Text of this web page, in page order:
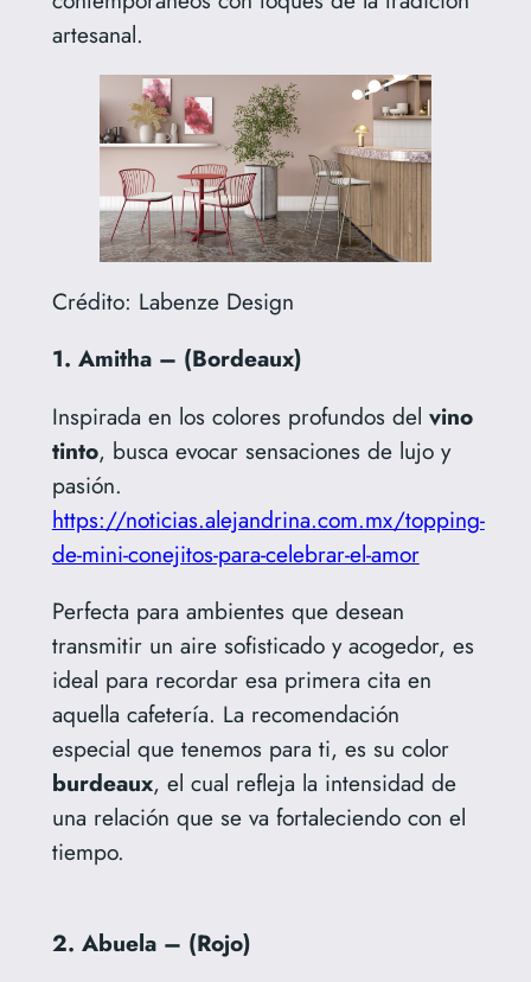
artesanal.
Crédito: Labenze Design
1. Amitha – (Bordeaux)
Inspirada en los colores profundos del vino
tinto, busca evocar sensaciones de lujo y
pasión.
https://noticias.alejandrina.com.mx/topping-
de-mini-conejitos-para-celebrar-el-amor
Perfecta para ambientes que desean
transmitir un aire sofisticado y acogedor, es
ideal para recordar esa primera cita en
aquella cafetería. La recomendación
especial que tenemos para ti, es su color
burdeaux, el cual refleja la intensidad de
una relación que se va fortaleciendo con el
tiempo.
2. Abuela – (Rojo)